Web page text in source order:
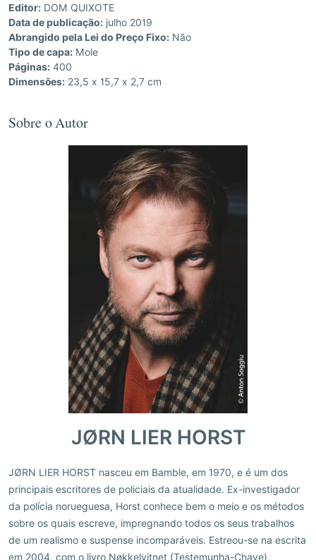
Editor: DOM QUIXOTE
Data de publicação: julho 2019
Abrangido pela Lei do Preço Fixo: Não
Tipo de capa: Mole
Páginas: 400
Dimensões: 23,5 x 15,7 x 2,7 cm
Sobre o Autor
JØRN LIER HORST
JØRN LIER HORST nasceu em Bamble, em 1970, e é um dos
principais escritores de policiais da atualidade. Ex-investigador
da polícia norueguesa, Horst conhece bem o meio e os métodos
sobre os quais escreve, impregnando todos os seus trabalhos
de um realismo e suspense incomparáveis. Estreou-se na escrita
em 2004, com o livro Nøkkelvitnet (Testemunha-Chave),